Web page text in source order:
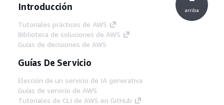
Introducción
Tutoriales prácticos de AWS
Biblioteca de soluciones de AWS
Guías de decisiones de AWS
Guías De Servicio
Elección de un servicio de IA generativa
Guías de servicio de AWS
Tutoriales de CLI de AWS en GitHub
arriba